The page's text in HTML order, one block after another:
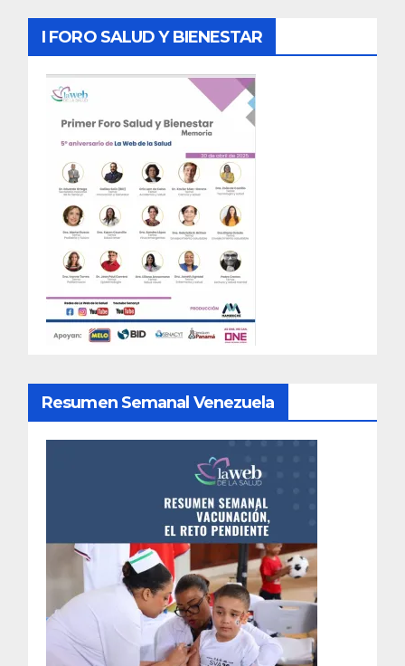
I FORO SALUD Y BIENESTAR
Resumen Semanal Venezuela